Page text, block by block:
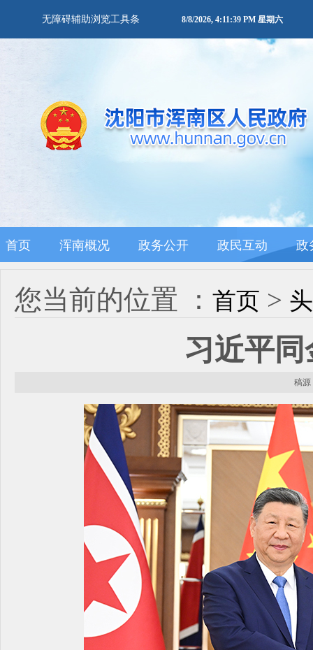
无障碍辅助浏览工具条 8/8/2026, 4:11:41 PM 星期六
首页 浑南概况 政务公开 政民互动 政
您当前的位置 ： 首页 >
习近平
稿源